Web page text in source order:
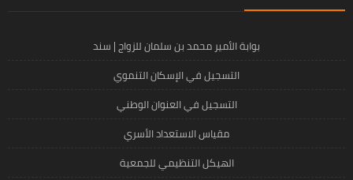
بوابة الأمير محمد بن سلمان للزواج | سند
التسجيل في الإسكان التنموي
التسجيل في العنوان الوطني
مقياس الاستعداد الأسري
الهيكل التنظيمي للجمعية